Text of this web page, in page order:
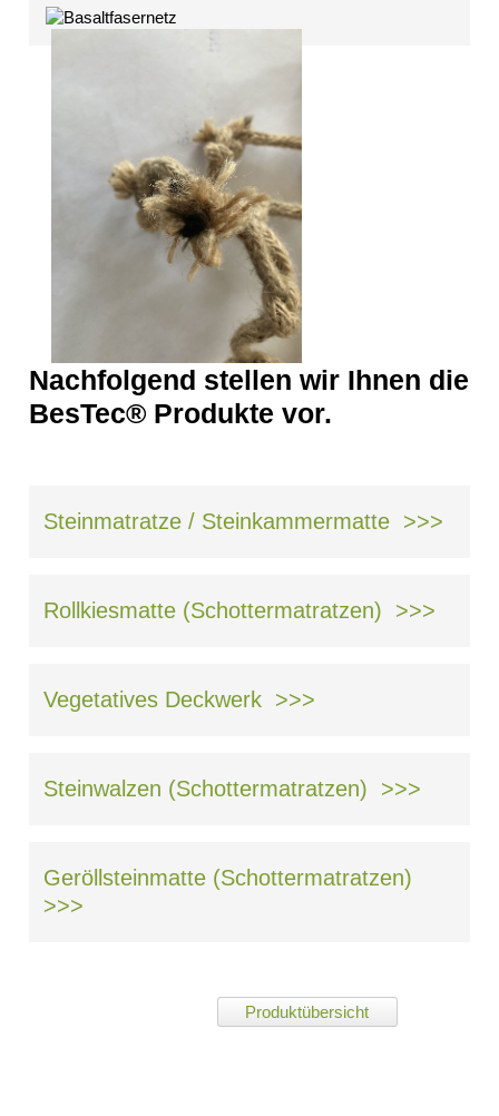
Faschinen
SCHLIESSEN
Nachfolgend stellen wir Ihnen die
BesTec® Produkte vor.
Steinmatratze / Steinkammermatte >>>
Rollkiesmatte (Schottermatratzen) >>>
Vegetatives Deckwerk >>>
Steinwalzen (Schottermatratzen) >>>
Geröllsteinmatte (Schottermatratzen)
>>>
Produktübersicht